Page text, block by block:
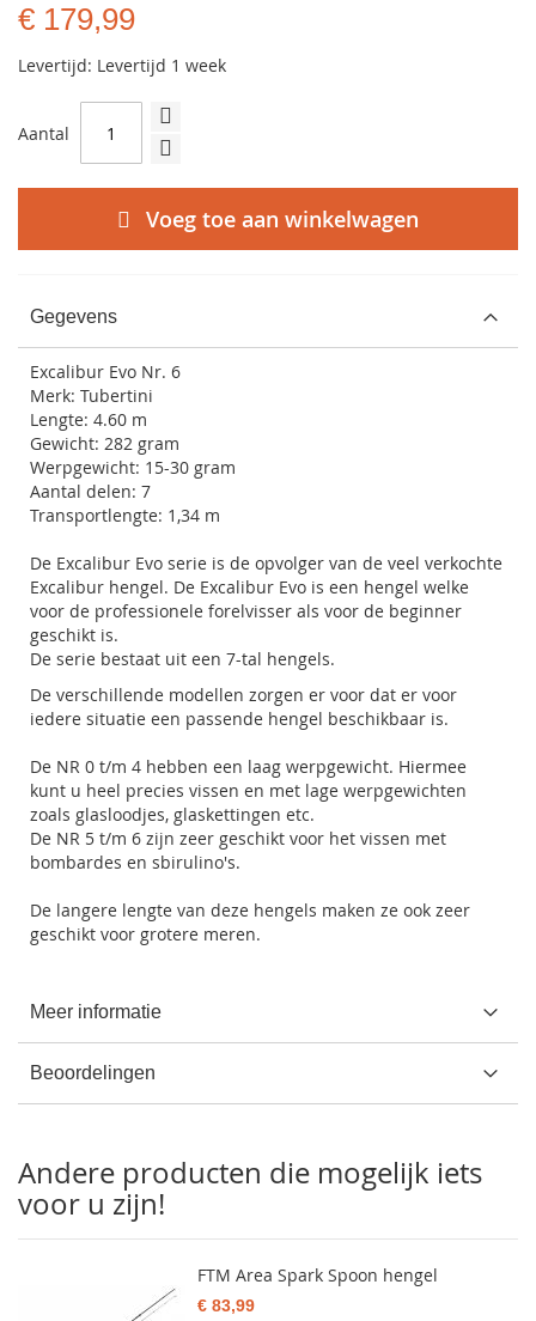
€ 179,99
Levertijd: Levertijd 1 week
Aantal
Voeg toe aan winkelwagen
Gegevens
Excalibur Evo Nr. 6
Merk: Tubertini
Lengte: 4.60 m
Gewicht: 282 gram
Werpgewicht: 15-30 gram
Aantal delen: 7
Transportlengte: 1,34 m
De Excalibur Evo serie is de opvolger van de veel verkochte
Excalibur hengel. De Excalibur Evo is een hengel welke
voor de professionele forelvisser als voor de beginner
geschikt is.
De serie bestaat uit een 7-tal hengels.
De verschillende modellen zorgen er voor dat er voor
iedere situatie een passende hengel beschikbaar is.
De NR 0 t/m 4 hebben een laag werpgewicht. Hiermee
kunt u heel precies vissen en met lage werpgewichten
zoals glasloodjes, glaskettingen etc.
De NR 5 t/m 6 zijn zeer geschikt voor het vissen met
bombardes en sbirulino's.
De langere lengte van deze hengels maken ze ook zeer
geschikt voor grotere meren.
Meer informatie
Beoordelingen
Andere producten die mogelijk iets
voor u zijn!
FTM Area Spark Spoon hengel
€ 83,99